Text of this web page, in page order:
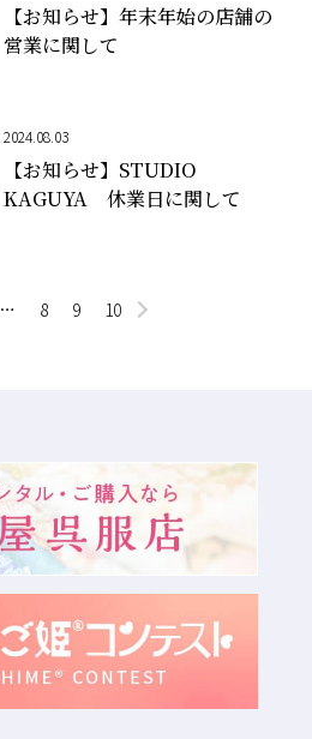
【お知らせ】年末年始の店舗の
営業に関して
2024.08.03
【お知らせ】STUDIO
KAGUYA 休業日に関して
… 8 9 10